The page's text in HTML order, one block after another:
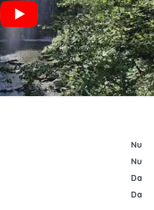
Nu
Nu
Da
Da